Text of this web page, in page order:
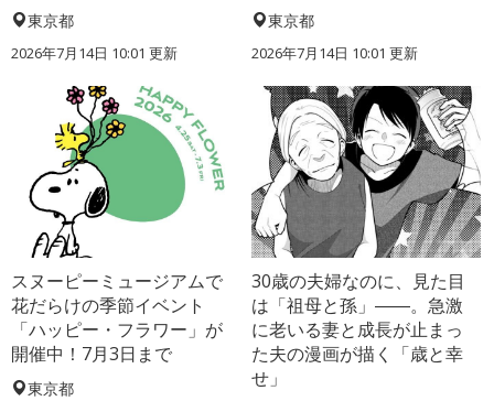
東京都
2026年7月14日 10:01 更新
東京都
2026年7月14日 10:01 更新
スヌーピーミュージアムで
花だらけの季節イベント
「ハッピー・フラワー」が
開催中！7月3日まで
東京都
30歳の夫婦なのに、見た目
は「祖母と孫」――。急激
に老いる妻と成長が止まっ
た夫の漫画が描く「歳と幸
せ」